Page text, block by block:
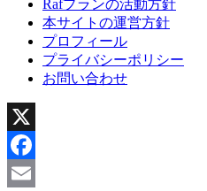
Rafプランの活動方針
本サイトの運営方針
プロフィール
プライバシーポリシー
お問い合わせ
X
Facebook